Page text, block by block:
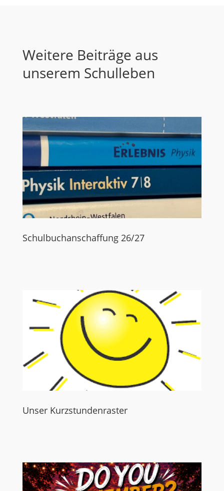
Weitere Beiträge aus
unserem Schulleben
Schulbuchanschaffung 26/27
Unser Kurzstundenraster